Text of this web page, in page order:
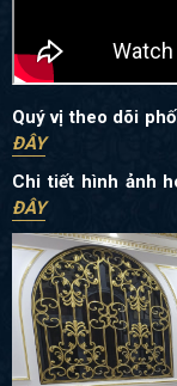
Quý vị theo dõi
ĐÂY
Chi tiết hình ảnh
ĐÂY